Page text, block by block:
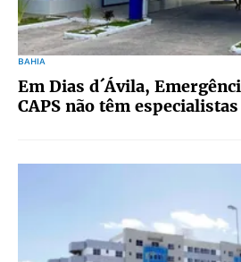
BAHIA
Em Dias d´Ávila,
CAPS não têm especialistas